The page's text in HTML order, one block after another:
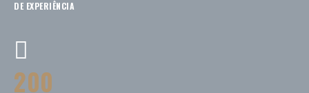
DE EXPERIÊNCIA
200